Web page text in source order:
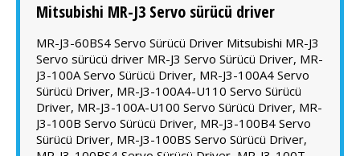
Mitsubishi MR-J3 Servo sürücü driver
MR-J3-60BS4 Servo Sürücü Driver Mitsubishi MR-J3
Servo sürücü driver MR-J3 Servo Sürücü Driver, MR-
J3-100A Servo Sürücü Driver, MR-J3-100A4 Servo
Sürücü Driver, MR-J3-100A4-U110 Servo Sürücü
Driver, MR-J3-100A-U100 Servo Sürücü Driver, MR-
J3-100B Servo Sürücü Driver, MR-J3-100B4 Servo
Sürücü Driver, MR-J3-100BS Servo Sürücü Driver,